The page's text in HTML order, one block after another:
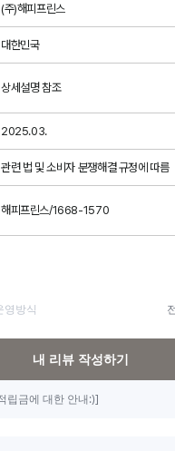
(주)해피프린스
대한민국
상세설명 참조
2025.03.
관련 법 및 소비자 분쟁해결 규정에 따름
해피프린스/1668-1570